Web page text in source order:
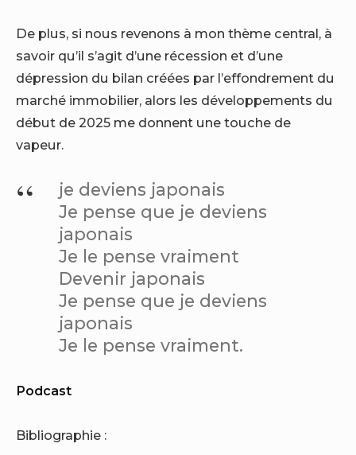
De plus, si nous revenons à mon thème central, à
savoir qu’il s’agit d’une récession et d’une
dépression du bilan créées par l’effondrement du
marché immobilier, alors les développements du
début de 2025 me donnent une touche de
vapeur.
je deviens japonais
Je pense que je deviens
japonais
Je le pense vraiment
Devenir japonais
Je pense que je deviens
japonais
Je le pense vraiment.
Podcast
Bibliographie :